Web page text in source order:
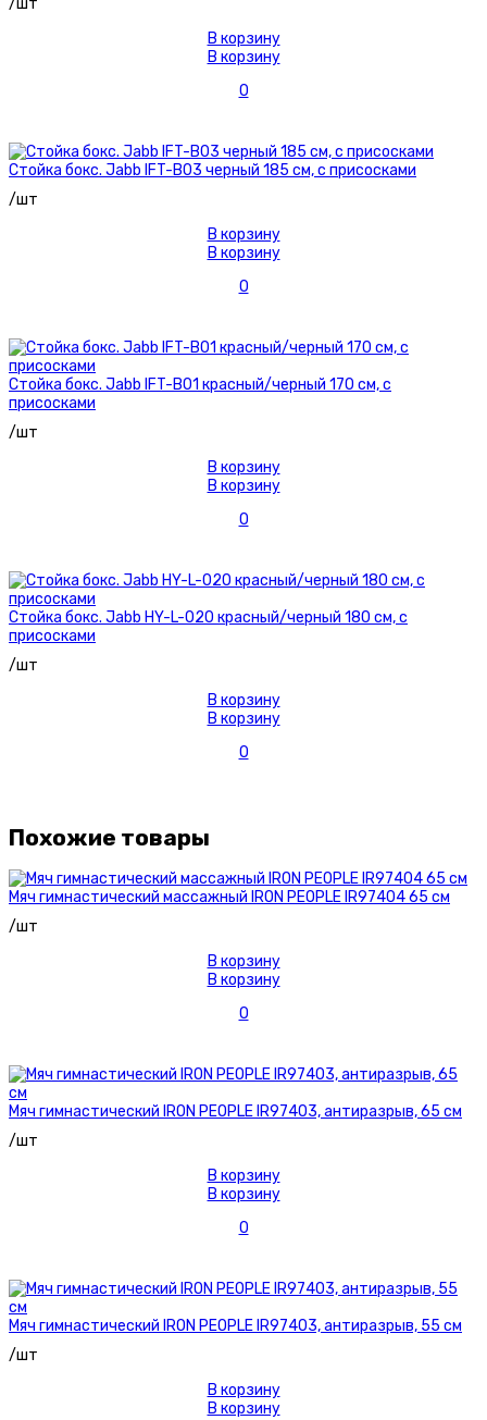
/шт
В корзину
В корзину
0
Стойка бокс. Jabb IFT-B03 черный 185 см, с присосками
/шт
В корзину
В корзину
0
Стойка бокс. Jabb IFT-B01 красный/черный 170 см, с
присосками
/шт
В корзину
В корзину
0
Стойка бокс. Jabb HY-L-020 красный/черный 180 см, с
присосками
/шт
В корзину
В корзину
0
Похожие товары
Мяч гимнастический массажный IRON PEOPLE IR97404 65 см
/шт
В корзину
В корзину
0
Мяч гимнастический IRON PEOPLE IR97403, антиразрыв, 65 см
/шт
В корзину
В корзину
0
Мяч гимнастический IRON PEOPLE IR97403, антиразрыв, 55 см
/шт
В корзину
В корзину